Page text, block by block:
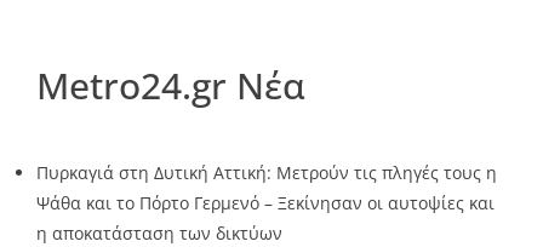
Metro24.gr Νέα
Πυρκαγιά στη Δυτική Αττική: Μετρούν τις πληγές τους η
Ψάθα και το Πόρτο Γερμενό – Ξεκίνησαν οι αυτοψίες και
η αποκατάσταση των δικτύων